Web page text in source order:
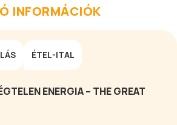
INFORMÁCIÓK
ÉTEL-ITAL
ENERGIA – THE GREAT